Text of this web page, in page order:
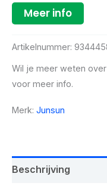
Meer info
Artikelnummer:
Wil je meer weten
voor meer info.
Merk: Junsun
Beschrijving